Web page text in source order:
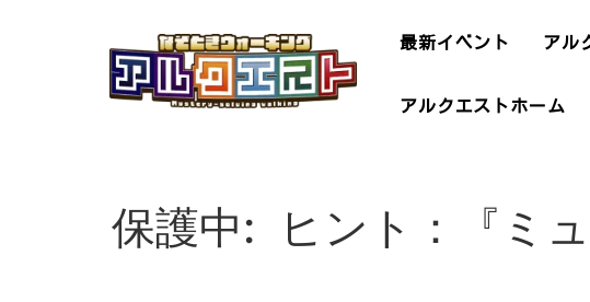
最新イベント アル
アルクエストホーム
保護中: ヒント：『ミ